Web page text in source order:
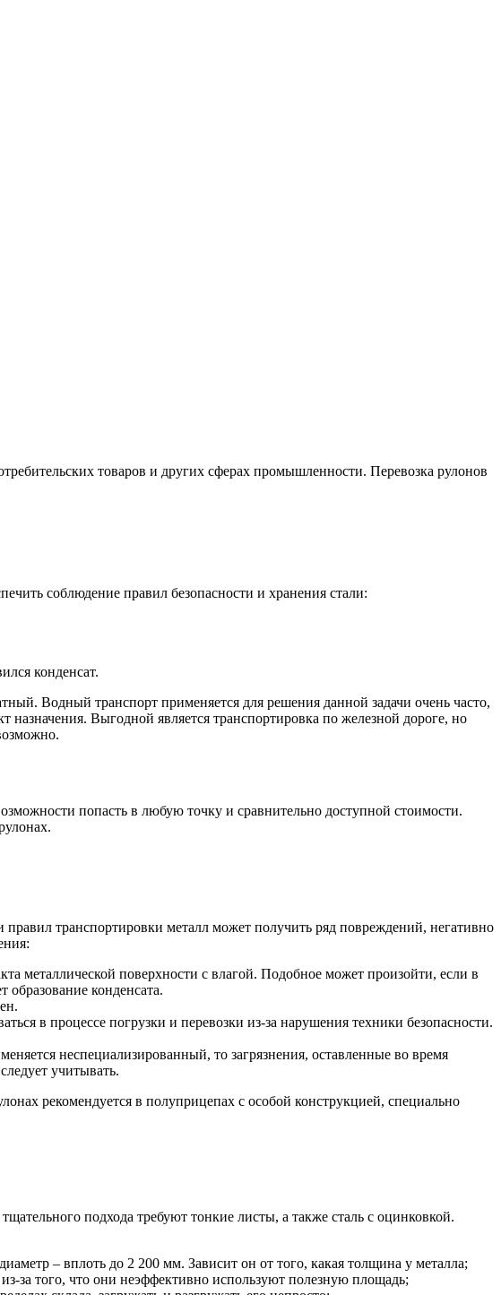
товаров и других сферах промышленности. Перевозка рулонов
соблюдение правил безопасности и хранения стали:
конденсат.
Водный транспорт применяется для решения данной задачи очень часто,
назначения. Выгодной является транспортировка по железной дороге, но
попасть в любую точку и сравнительно доступной стоимости.
транспортировки металл может получить ряд повреждений, негативно
металлической поверхности с влагой. Подобное может произойти, если в
конденсата.
в процессе погрузки и перевозки из-за нарушения техники безопасности.
неспециализированный, то загрязнения, оставленные во время
учитывать.
рекомендуется в полуприцепах с особой конструкцией, специально
подхода требуют тонкие листы, а также сталь с оцинковкой.
– вплоть до 2 200 мм. Зависит он от того, какая толщина у металла;
за того, что они неэффективно используют полезную площадь;